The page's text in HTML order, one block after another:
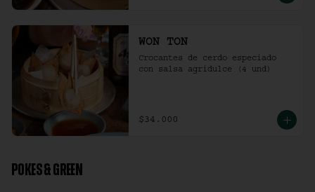
WON TON
Crocantes de cerdo especiado
con salsa agridulce (4 und)
$34.000
POKES & GREEN